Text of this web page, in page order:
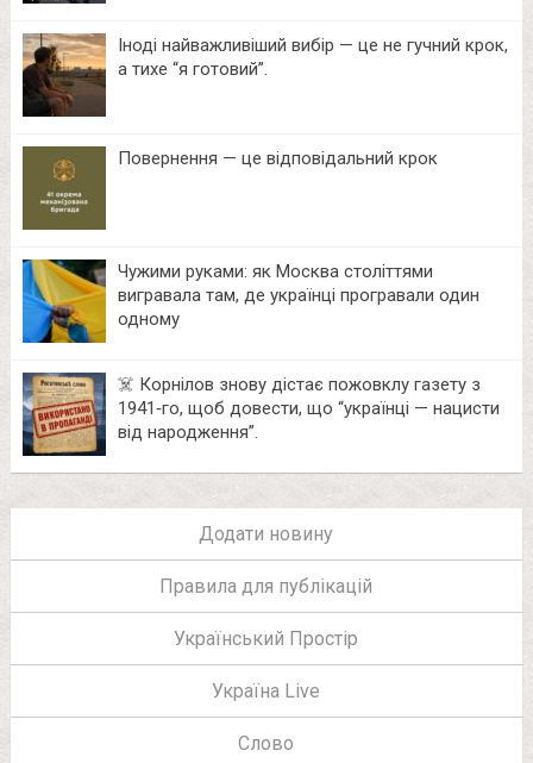
Іноді найважливіший вибір — це не гучний крок,
а тихе “я готовий”.
Повернення — це відповідальний крок
Чужими руками: як Москва століттями
вигравала там, де українці програвали один
одному
☠️ Корнілов знову дістає пожовклу газету з
1941‑го, щоб довести, що “українці — нацисти
від народження”.
Додати новину
Правила для публікацій
Український Простір
Україна Live
Слово